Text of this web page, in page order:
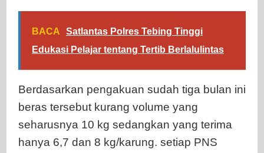
BACA
Satlantas Polres Tebing Tinggi
Edukasi Pelajar tentang Tertib Berlalulintas
Berdasarkan pengakuan sudah tiga bulan ini
beras tersebut kurang volume yang
seharusnya 10 kg sedangkan yang terima
hanya 6,7 dan 8 kg/karung. setiap PNS